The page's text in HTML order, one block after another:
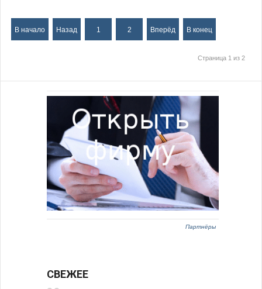
В начало Назад 1 2 Вперёд В конец
Страница 1 из 2
Партнёры
СВЕЖЕЕ